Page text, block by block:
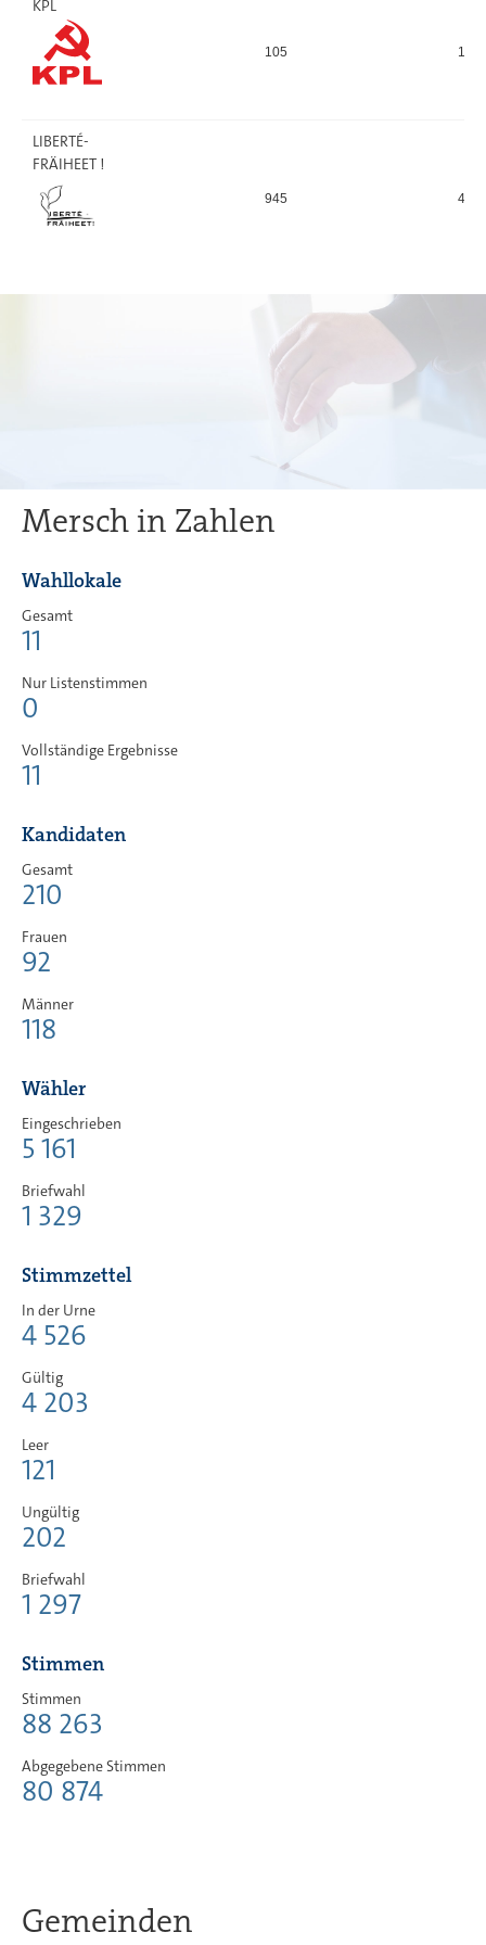
KPL
105 125
LIBERTÉ-
FRÄIHEET !
945 454
Mersch in Zahlen
Wahllokale
Gesamt
11
Nur Listenstimmen
0
Vollständige Ergebnisse
11
Kandidaten
Gesamt
210
Frauen
92
Männer
118
Wähler
Eingeschrieben
5 161
Briefwahl
1 329
Stimmzettel
In der Urne
4 526
Gültig
4 203
Leer
121
Ungültig
202
Briefwahl
1 297
Stimmen
Stimmen
88 263
Abgegebene Stimmen
80 874
Gemeinden